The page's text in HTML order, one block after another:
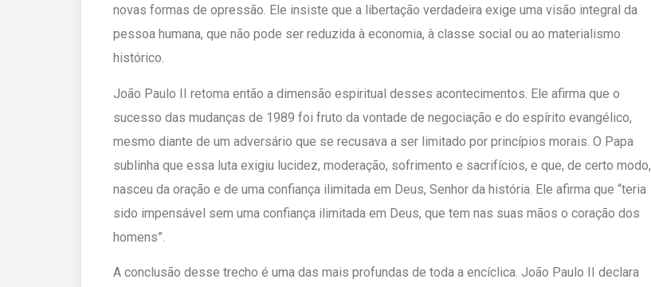
novas formas de opressão. Ele insiste que a libertação verdadeira exige uma visão integral da
pessoa humana, que não pode ser reduzida à economia, à classe social ou ao materialismo
histórico.
João Paulo II retoma então a dimensão espiritual desses acontecimentos. Ele afirma que o
sucesso das mudanças de 1989 foi fruto da vontade de negociação e do espírito evangélico,
mesmo diante de um adversário que se recusava a ser limitado por princípios morais. O Papa
sublinha que essa luta exigiu lucidez, moderação, sofrimento e sacrifícios, e que, de certo modo,
nasceu da oração e de uma confiança ilimitada em Deus, Senhor da história. Ele afirma que “teria
sido impensável sem uma confiança ilimitada em Deus, que tem nas suas mãos o coração dos
homens”.
A conclusão desse trecho é uma das mais profundas de toda a encíclica. João Paulo II declara